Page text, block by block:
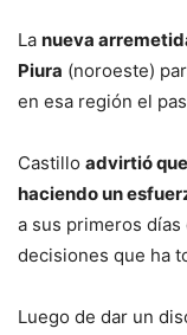
La nueva
Piura (noroeste)
en esa región el
Castillo advirtió
haciendo un
a sus primeros
decisiones que ha
Luego de dar un